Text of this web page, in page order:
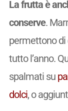
La frutta è
conserve.
permettono di
tutto l’anno.
spalmati su
dolci, o